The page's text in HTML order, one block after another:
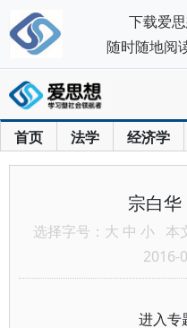
首页 法学 经济学
宗白华
选择字号： 大 中 小 本
2016-
进入
下载爱
随时随地阅